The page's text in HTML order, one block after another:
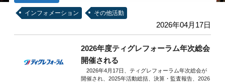
インフォメーション その他活動
2026年04月17日
2026年度ティグレフォーラム年次総会
開催される
2026年4月17日、ティグレフォーラム年次総会が
開催され、2025年活動総括、決算・監査報告、2026